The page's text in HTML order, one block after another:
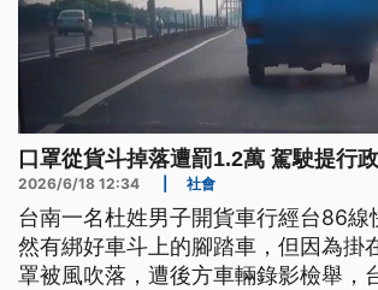
口罩從貨斗掉落遭罰1.2萬 駕駛提行
2026/6/18 12:34 社會
台南一名杜姓男子開貨車行經台86線
然有綁好車斗上的腳踏車，但因為掛
罩被風吹落，遭後方車輛錄影檢舉，